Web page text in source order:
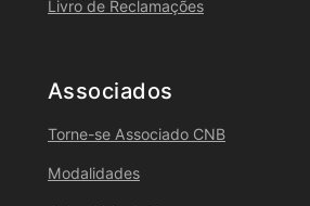
Livro de Reclamações
Associados
Torne-se Associado CNB
Modalidades